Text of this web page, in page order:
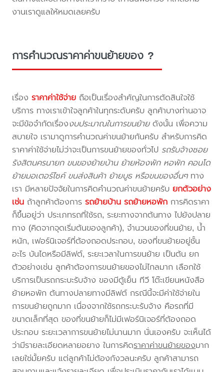
งานเราดูแลให้หมดเลยครับ
การคำนวณราคาค่าขนย้ายของ ?
เรื่องราคาค่าใช้จ่าย ถือเป็นเรื่องสำคัญในการตัดสินใจใช้
บริการ ทางเราเข้าใจลูกค้าในทุกระดับครับ ลูกค้าบางท่านอาจ
จะมีข้อจำกัดเรื่องงบประมาณในการขนย้ายดังนั้น เพื่อความ
สบายใจ เรามาดูการคำนวณค่าขนย้ายกันครับ สำหรับการคิด
ราคาค่าใช้จ่ายไม่ว่าจะเป็นการขนย้ายของทั่วไป รถรับจ้างซอย
รังสิตนครนายก ขนของย้ายบ้าน ย้ายห้องพัก หอพัก คอนโด
ย้ายมอเตอร์ไซค์ ขนส่งสินค้า ย้ายบูธ หรือขนของอื่นๆทาง
เรา มีหลายปัจจัยในการคิดคำนวณค่าขนย้ายครับยกตัวอย่าง
เช่น ถ้าลูกค้าต้องการรถย้ายบ้าน รถย้ายหอพัก การคิดราคา
ก็ขึ้นอยู่ว่า ประเภทรถที่ใช้รถ, ระยะทางจากต้นทาง ไปยังปลาย
ทาง (คิดจากจุดเริ่มต้นของลูกค้า), จำนวนของที่ขนย้าย, น้ำ
หนัก, เฟอร์นิเจอร์ที่ต้องถอดประกอบ, ของที่ขนย้ายอยู่ชั้น
อะไร บันไดหรือมีลิฟต์, ระยะเวลาในการขนย้าย เป็นต้น ยก
ตัวอย่างเช่น ลูกค้าต้องการขนย้ายของไม่ไกลมาก เลือกใช้
บริการเป็นรถกระบะรับจ้าง ของมีตู้เย็น ทีวี โต๊ะเขียนหนังสือ
ย้ายหอพัก ต้นทางปลายทางมีลิฟต์ กรณีนี้จะมีค่าใช้จ่ายใน
การขนย้ายถูกมาก เนื่องจากใช้รถกระบะรับจ้าง คือรถที่มี
ขนาดเล็กที่สุด ของที่ขนย้ายก็ไม่มีเฟอร์นิเจอร์ที่ต้องถอด
ประกอบ ระยะเวลาการขนย้ายไม่นานมาก นั่นเองครับ จะเห็นได้
ว่ามีรายละเอียดหลายอยาง ในการคิดราคาค่าขนย้ายของมาก
เลยใช่มั้ยครับ แต่ลูกค้าไม่ต้องกังวลนะครับ ลูกค้าสามารถ